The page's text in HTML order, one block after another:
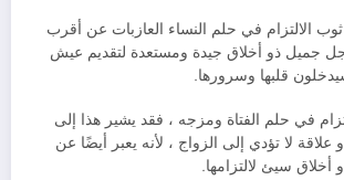
الالتزام في حلم النساء العازبات عن أقرب
جميل ذو أخلاق جيدة ومستعدة لتقديم عيش
قلبها وسرورها.
في حلم الفتاة ومزجه ، فقد يشير هذا إلى
علاقة لا تؤدي إلى الزواج ، لأنه يعبر أيضًا عن
سيئ لالتزامها.